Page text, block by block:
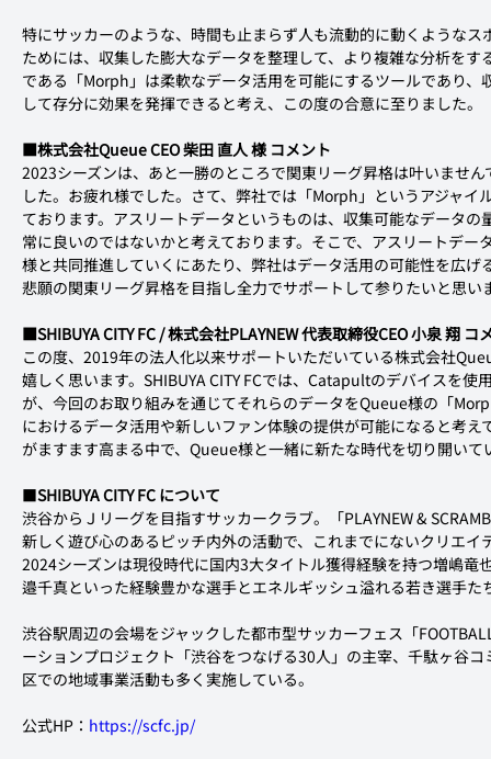
特にサッカーのような、時間も止まらず人も流動的に動くような
ためには、収集した膨大なデータを整理して、より複雑な分析を
である「Morph」は柔軟なデータ活用を可能にするツールであり
して存分に効果を発揮できると考え、この度の合意に至りました。
■株式会社Queue CEO 柴田 直人 様 コメント
2023シーズンは、あと一勝のところで関東リーグ昇格は叶いませ
した。お疲れ様でした。さて、弊社では「Morph」というアジャイ
ております。アスリートデータというものは、収集可能なデータ
常に良いのではないかと考えております。そこで、アスリートデー
様と共同推進していくにあたり、弊社はデータ活用の可能性を広
悲願の関東リーグ昇格を目指し全力でサポートして参りたいと思い
■SHIBUYA CITY FC / 株式会社PLAYNEW 代表取締役CEO 小泉 翔 コ
この度、2019年の法人化以来サポートいただいている株式会社
嬉しく思います。SHIBUYA CITY FCでは、Catapultのデバイスを
が、今回のお取り組みを通じてそれらのデータをQueue様の「
におけるデータ活用や新しいファン体験の提供が可能になると考
がますます高まる中で、Queue様と一緒に新たな時代を切り開い
■SHIBUYA CITY FC について
渋谷からＪリーグを目指すサッカークラブ。「PLAYNEW &
新しく遊び心のあるピッチ内外の活動で、これまでにないクリエ
2024シーズンは現役時代に国内3大タイトル獲得経験を持つ増嶋竜
邉千真といった経験豊かな選手とエネルギッシュ溢れる若き選手た
渋谷駅周辺の会場をジャックした都市型サッカーフェス「
ーションプロジェクト「渋谷をつなげる30人」の主宰、千駄ヶ谷
区での地域事業活動も多く実施している。
公式HP： https://scfc.jp/